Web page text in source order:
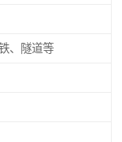
、隧道等